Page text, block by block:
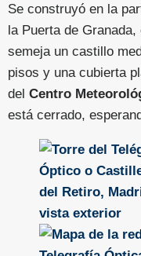
Se construyó en la
la Puerta de
semeja un castillo
pisos y una cubierta
del Centro
está cerrado,